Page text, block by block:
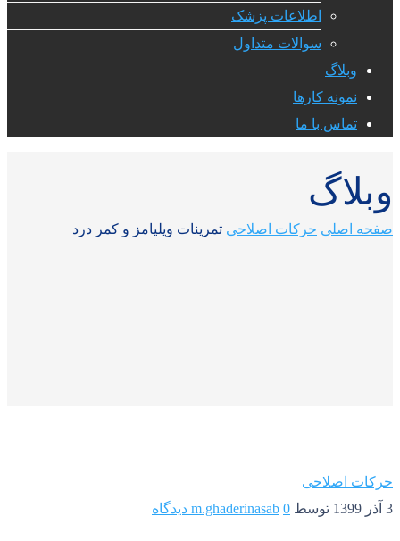
اطلاعات پزشک
سوالات متداول
وبلاگ
نمونه کارها
تماس با ما
وبلاگ
صفحه اصلی حرکات اصلاحی تمرینات ویلیامز و کمر درد
حرکات اصلاحی
3 آذر 1399
توسط m.ghaderinasab 0 دیدگاه